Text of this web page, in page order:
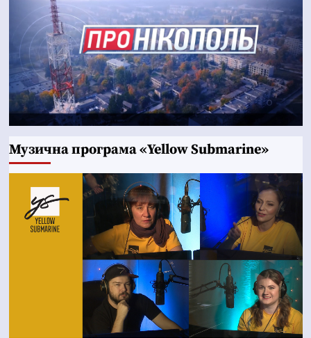
Музична програма «Yellow Submarine»